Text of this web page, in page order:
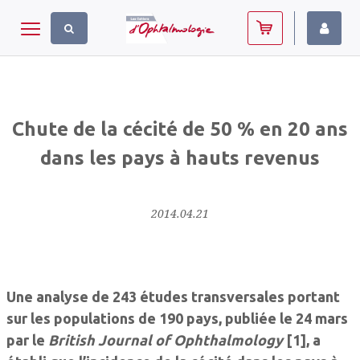
Toggle navigation
Chute de la cécité de 50 % en 20 ans
dans les pays à hauts revenus
2014.04.21
Une analyse de 243 études transversales portant
sur les populations de 190 pays, publiée le 24 mars
par le British Journal of Ophthalmology[1], a
Panneau de gestion des cookies